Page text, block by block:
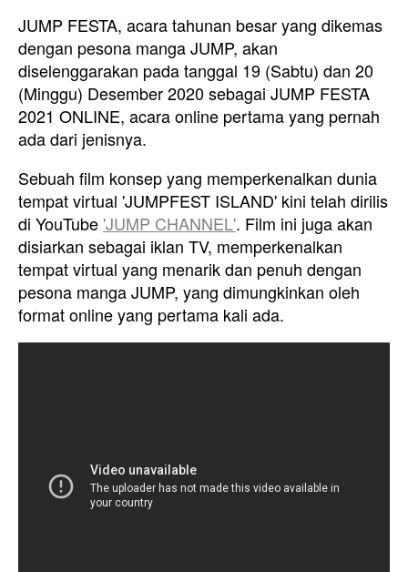
JUMP FESTA, acara tahunan besar yang dikemas
dengan pesona manga JUMP, akan
diselenggarakan pada tanggal 19 (Sabtu) dan 20
(Minggu) Desember 2020 sebagai JUMP FESTA
2021 ONLINE, acara online pertama yang pernah
ada dari jenisnya.
Sebuah film konsep yang memperkenalkan dunia
tempat virtual 'JUMPFEST ISLAND' kini telah dirilis
di YouTube 'JUMP CHANNEL'. Film ini juga akan
disiarkan sebagai iklan TV, memperkenalkan
tempat virtual yang menarik dan penuh dengan
pesona manga JUMP, yang dimungkinkan oleh
format online yang pertama kali ada.